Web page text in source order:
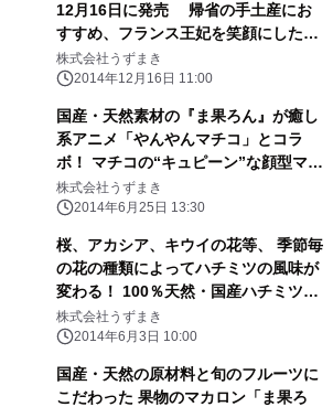
12月16日に発売 帰省の手土産にお
すすめ、フランス王妃を笑顔にした
『幸せのお菓子』
株式会社うずまき
2014年12月16日 11:00
国産・天然素材の『ま果ろん』が癒し
系アニメ「やんやんマチコ」とコラ
ボ！ マチコの“キュピーン”な顔型マカ
ロン、限定パッケージで6月25日発売
株式会社うずまき
2014年6月25日 13:30
桜、アカシア、キウイの花等、 季節毎
の花の種類によってハチミツの風味が
変わる！ 100％天然・国産ハチミツを
贅沢に使用した83(ハチミツ)あいす販
売開始
株式会社うずまき
2014年6月3日 10:00
国産・天然の原材料と旬のフルーツに
こだわった 果物のマカロン「ま果ろ